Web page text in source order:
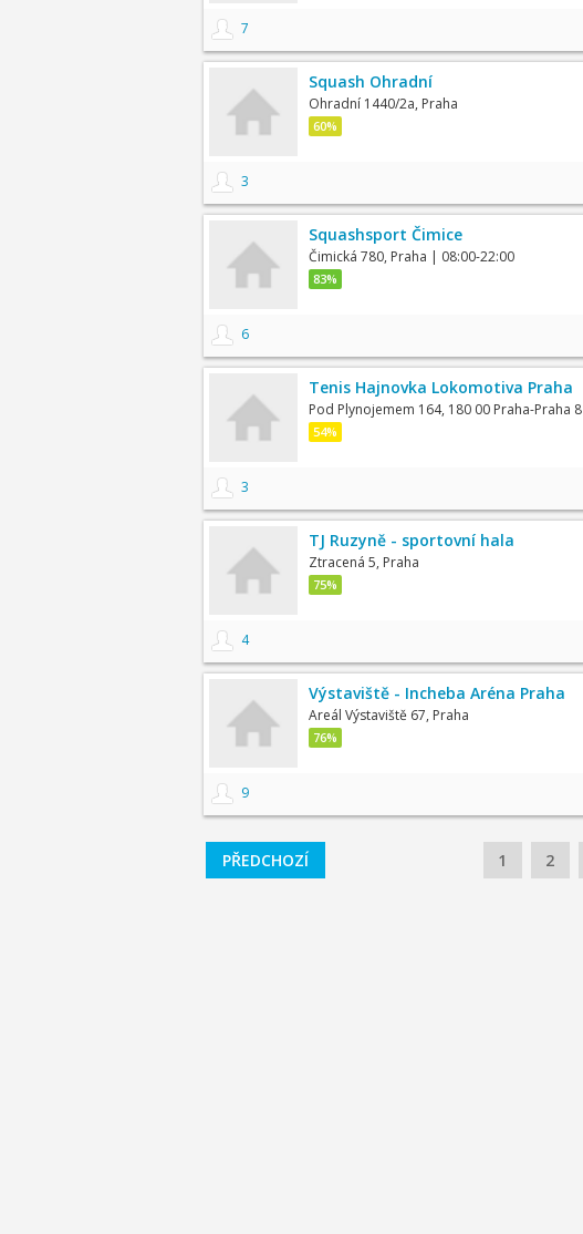
7
Squash Ohradní
Ohradní 1440/2a, Praha
60%
3
Squashsport Čimice
Čimická 780, Praha | 08:00-22:00
83%
6
Tenis Hajnovka Lokomotiva Praha
Pod Plynojemem 164, 180 00 Praha-Praha 8
54%
3
TJ Ruzyně - sportovní hala
Ztracená 5, Praha
75%
4
Výstaviště - Incheba Aréna Praha
Areál Výstaviště 67, Praha
76%
9
PŘEDCHOZÍ 1 2